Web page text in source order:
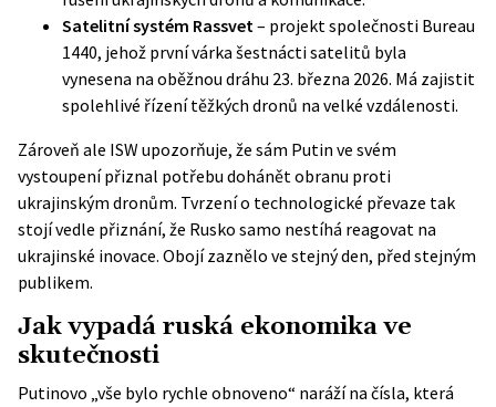
Satelitní systém Rassvet– projekt společnosti Bureau
1440, jehož první várka šestnácti satelitů byla
vynesena na oběžnou dráhu 23. března 2026. Má zajistit
spolehlivé řízení těžkých dronů na velké vzdálenosti.
Zároveň ale ISW upozorňuje, že sám Putin ve svém
vystoupení přiznal potřebu dohánět obranu proti
ukrajinským dronům. Tvrzení o technologické převaze tak
stojí vedle přiznání, že Rusko samo nestíhá reagovat na
ukrajinské inovace. Obojí zaznělo ve stejný den, před stejným
publikem.
Jak vypadá ruská ekonomika ve
skutečnosti
Putinovo „vše bylo rychle obnoveno“ naráží na čísla, která